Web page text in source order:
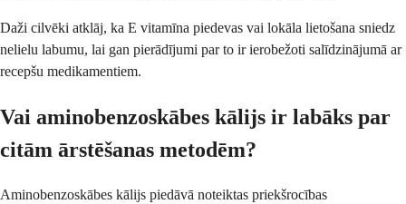
Daži cilvēki atklāj, ka E vitamīna piedevas vai lokāla lietošana sniedz
nelielu labumu, lai gan pierādījumi par to ir ierobežoti salīdzinājumā ar
recepšu medikamentiem.
Vai aminobenzoskābes kālijs ir labāks par
citām ārstēšanas metodēm?
Aminobenzoskābes kālijs piedāvā noteiktas priekšrocības